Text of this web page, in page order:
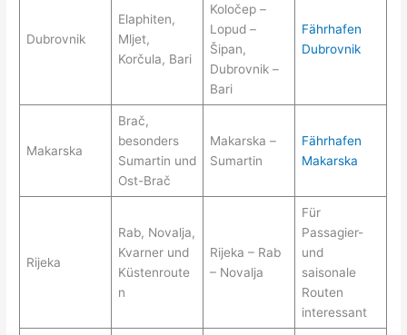
Dubrovnik
Elaphiten,
Mljet,
Korčula, Bari
Koločep –
Lopud –
Šipan,
Dubrovnik –
Bari
Fährhafen
Dubrovnik
Makarska
Brač,
besonders
Sumartin und
Ost-Brač
Makarska –
Sumartin
Fährhafen
Makarska
Rijeka
Rab, Novalja,
Kvarner und
Küstenroute
n
Rijeka – Rab
– Novalja
Für
Passagier-
und
saisonale
Routen
interessant